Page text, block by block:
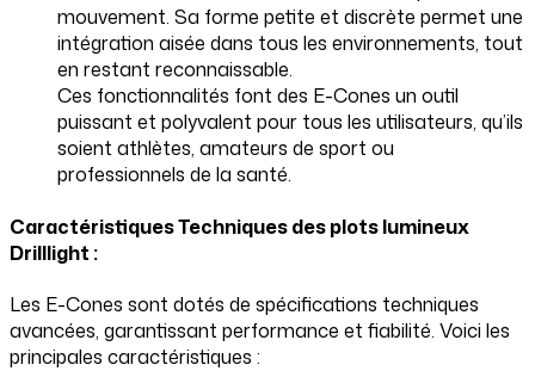
mouvement. Sa forme petite et discrète permet une
intégration aisée dans tous les environnements, tout
en restant reconnaissable.
Ces fonctionnalités font des E-Cones un outil
puissant et polyvalent pour tous les utilisateurs, qu’ils
soient athlètes, amateurs de sport ou
professionnels de la santé.
Caractéristiques Techniques des plots lumineux
Drilllight :
Les E-Cones sont dotés de spécifications techniques
avancées, garantissant performance et fiabilité. Voici les
principales caractéristiques :